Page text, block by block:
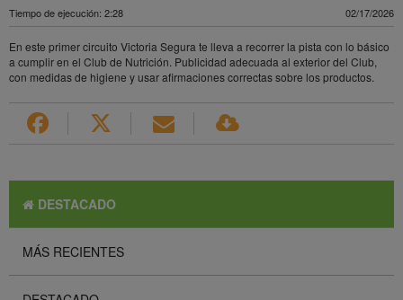
Tiempo de ejecución: 2:28 02/17/2026
En este primer circuito Victoria Segura te lleva a recorrer la pista con lo básico
a cumplir en el Club de Nutrición. Publicidad adecuada al exterior del Club,
con medidas de higiene y usar afirmaciones correctas sobre los productos.
DESTACADO
MÁS RECIENTES